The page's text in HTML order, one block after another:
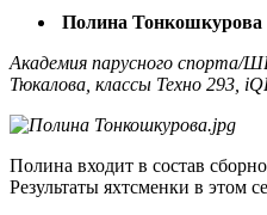
Полина Тонкошкурова
Академия парусного
Тюкалова, классы Техно 293,
Полина входит в состав
Результаты яхтсменки в этом